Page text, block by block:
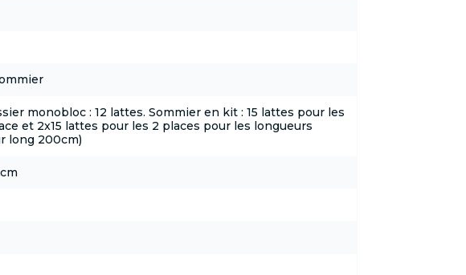
monobloc : 12 lattes. Sommier en kit : 15 lattes pour les
et 2x15 lattes pour les 2 places pour les longueurs
long 200cm)